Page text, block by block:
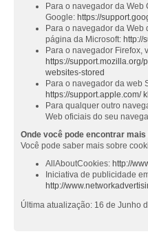
Para o navegador da Web
Google: https://
Para o navegador da Web
página da Microsoft: http://
Para o navegador Firefox,
https://support.mozilla.org/
websites-stored
Para o navegador da web
https://support.apple.com/
Para qualquer outro
Web oficiais do seu
Onde você pode encontrar
Você pode saber mais sobre
AllAboutCookies: http://
Iniciativa de publicidade
http://
Última atualização: 16 de Junho